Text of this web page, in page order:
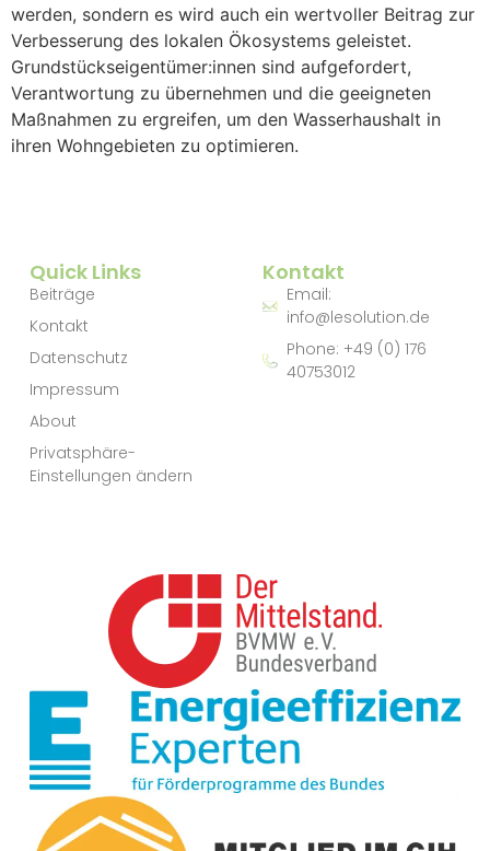
werden, sondern es wird auch ein wertvoller Beitrag zur
Verbesserung des lokalen Ökosystems geleistet.
Grundstückseigentümer:innen sind aufgefordert,
Verantwortung zu übernehmen und die geeigneten
Maßnahmen zu ergreifen, um den Wasserhaushalt in
ihren Wohngebieten zu optimieren.
Quick Links
Beiträge
Kontakt
Datenschutz
Impressum
About
Privatsphäre-
Einstellungen ändern
Kontakt
Email:
info@lesolution.de
Phone: +49 (0) 176
40753012